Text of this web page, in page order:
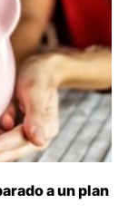
a un plan